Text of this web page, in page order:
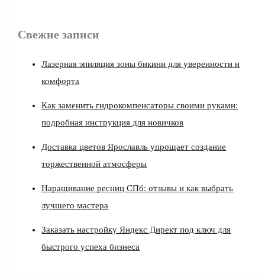
Свежие записи
Лазерная эпиляция зоны бикини для уверенности и
комфорта
Как заменить гидрокомпенсаторы своими руками:
подробная инструкция для новичков
Доставка цветов Ярославль упрощает создание
торжественной атмосферы
Наращивание ресниц СПб: отзывы и как выбрать
лучшего мастера
Заказать настройку Яндекс Директ под ключ для
быстрого успеха бизнеса